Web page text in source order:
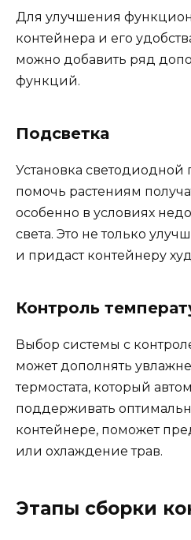
Для улучшения
контейнера и его
можно добавить ряд
функций.
Подсветка
Установка светодиодной
помочь растениям
особенно в условиях
света. Это не только
и придаст контейнеру
Контроль
Выбор системы с
может дополнять
термостата, который
поддерживать
контейнере, поможет
или охлаждение трав.
Этапы сборки